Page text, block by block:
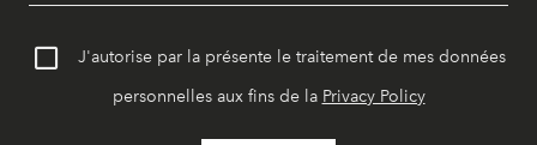
J'autorise par la présente le traitement de mes données
personnelles aux fins de la Privacy Policy